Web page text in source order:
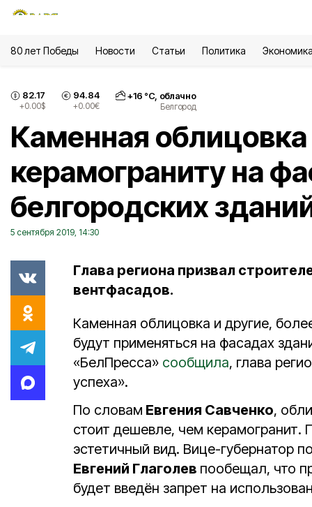
80 лет Победы Новости Статьи Политика
82.17
+0.00$
94.84
+0.00€
+16 °С, облачно
Белгород
Каменная
керамограниту на
белгородских
5 сентября 2019, 14:30
Глава региона призвал
вентфасадов.
Каменная облицовка и другие,
будут применяться на фасадах
«БелПресса» сообщила, глава
успеха».
По словам Евгения Савченко,
стоит дешевле, чем керамогранит.
эстетичный вид. Вице-губернатор
Евгений Глаголев пообещал, что
будет введён запрет на